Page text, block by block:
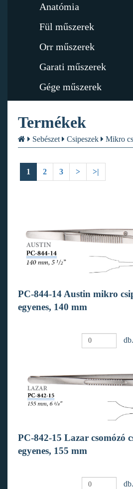
Anatómia
Fül műszerek
Orr műszerek
Garati műszerek
Gége műszerek
Termékek
Sebészet Csipeszek Mikro
1 2 3 > >|
PC-844-14 Austin mikro
egyenes, 140 mm
db.
PC-842-15 Lazar csomózó
egyenes, 155 mm
db.